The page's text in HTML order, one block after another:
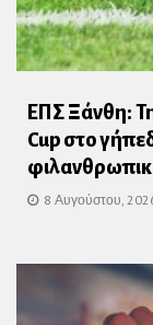
ΕΠΣ Ξάνθη:
Cup στο
8 Αυγούστου,